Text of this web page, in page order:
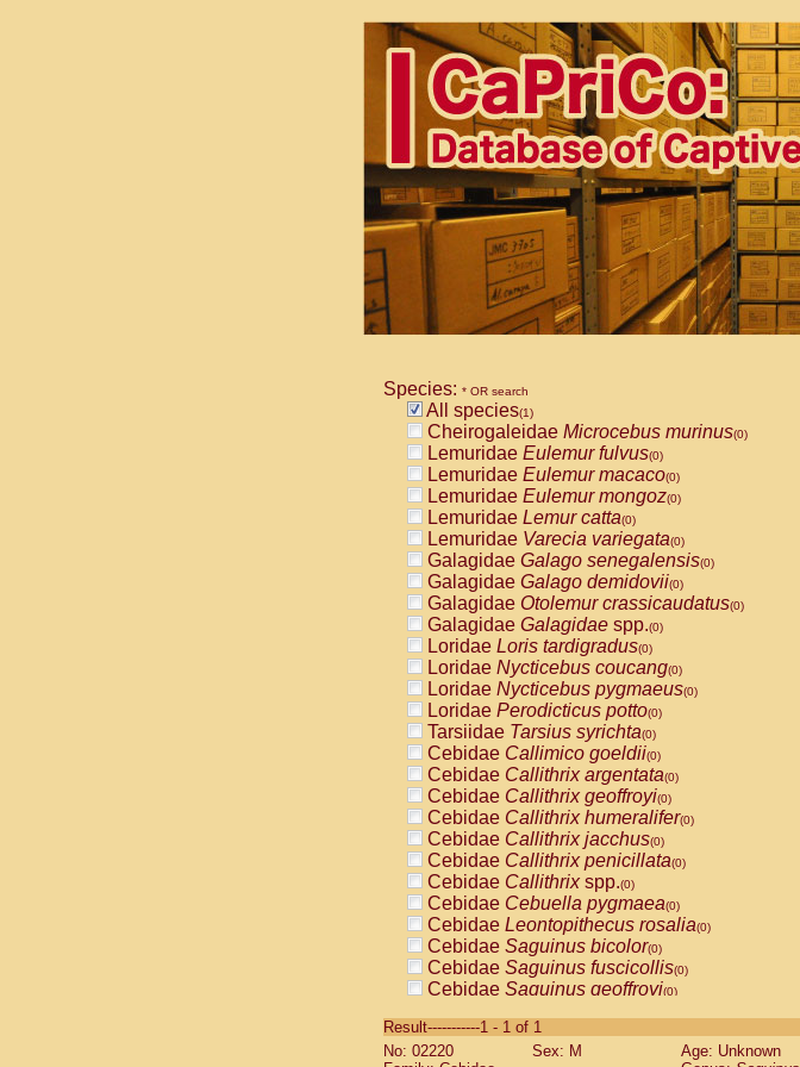
Species: * OR search
All species(1)
Cheirogaleidae Microcebus murinus(0)
Lemuridae Eulemur fulvus(0)
Lemuridae Eulemur macaco(0)
Lemuridae Eulemur mongoz(0)
Lemuridae Lemur catta(0)
Lemuridae Varecia variegata(0)
Galagidae Galago senegalensis(0)
Galagidae Galago demidovii(0)
Galagidae Otolemur crassicaudatus(0)
Galagidae Galagidae spp.(0)
Loridae Loris tardigradus(0)
Loridae Nycticebus coucang(0)
Loridae Nycticebus pygmaeus(0)
Loridae Perodicticus potto(0)
Tarsiidae Tarsius syrichta(0)
Cebidae Callimico goeldii(0)
Cebidae Callithrix argentata(0)
Cebidae Callithrix geoffroyi(0)
Cebidae Callithrix humeralifer(0)
Cebidae Callithrix jacchus(0)
Cebidae Callithrix penicillata(0)
Cebidae Callithrixspp.(0)
Cebidae Cebuella pygmaea(0)
Cebidae Leontopithecus rosalia(0)
Cebidae Saguinus bicolor(0)
Cebidae Saguinus fuscicollis(0)
Cebidae Saguinus geoffroyi(0)
CebidaeSaguinus labiatus(0)
Cebidae Saguinus leucopus (0)
Result-----------1 - 1 of 1
No: 02220
Sex: M
Age: Unknown